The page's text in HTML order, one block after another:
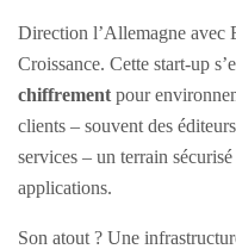
Direction l’Allemagne avec
Croissance. Cette start-up
chiffrement pour
clients – souvent des
services – un terrain
applications.
Son atout ? Une